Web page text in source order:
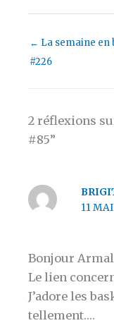
← La semaine en
#226
2 réflexions
#85”
11
Bonjour
Le lien
J’adore les
tellement….